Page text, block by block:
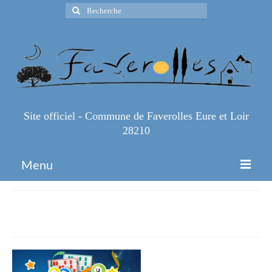
Rechercher
:
Site officiel - Commune de Faverolles Eure et Loir
28210
Menu
Infos Pratiques